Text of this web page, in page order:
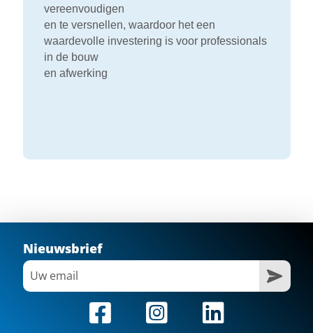
vereenvoudigen
en te versnellen, waardoor het een
waardevolle investering is voor professionals
in de bouw
en afwerking
Nieuwsbrief